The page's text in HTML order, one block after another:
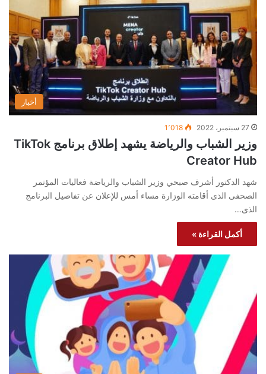
أخبار
27 سبتمبر، 2022 1٬018
وزير الشباب والرياضة يشهد إطلاق برنامج TikTok
Creator Hub
شهد الدكتور أشرف صبحي وزير الشباب والرياضة فعاليات المؤتمر
الصحفى الذى أقامته الوزارة مساء أمس للإعلان عن تفاصيل البرنامج
الذى…
أكمل القراءة »